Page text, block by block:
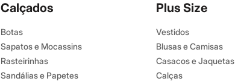
Calçados
Botas
Sapatos e Mocassins
Rasteirinhas
Sandálias e Papetes
Plus Size
Vestidos
Blusas e Camisas
Casacos e Jaquetas
Calças